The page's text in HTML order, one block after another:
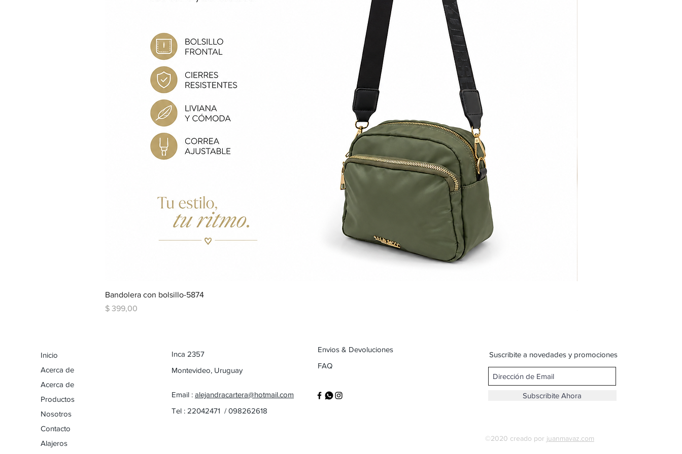
Bandolera con bolsillo-5874
Precio
$ 399,00
Inicio
Acerca de
Acerca de
Productos
Nosotros
Contacto
Alajeros
Inca 2357
Montevideo, Uruguay
Email : alejandracartera@hotmail.com
Tel : 22042471 / 098262618
Envios & Devoluciones
FAQ
Suscribite a novedades y promociones
Subscribite Ahora
©2020 creado por juanmavaz.com